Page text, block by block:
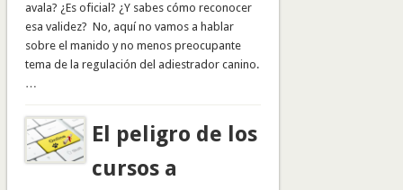
avala? ¿Es oficial? ¿Y sabes cómo reconocer
esa validez? No, aquí no vamos a hablar
sobre el manido y no menos preocupante
tema de la regulación del adiestrador canino.
…
El peligro de los
cursos a